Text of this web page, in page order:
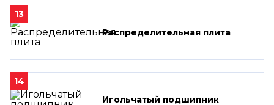
13
Распределительная плита
14
Игольчатый подшипник